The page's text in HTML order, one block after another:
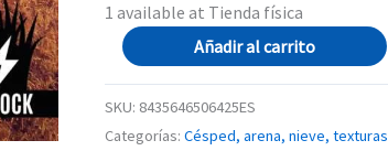
1 available at Tienda física
Cesped
Electrostatico
2-
3mm
Añadir al carrito
SKU: 8435646506425ES
Categorías: Césped, arena, nieve, texturas